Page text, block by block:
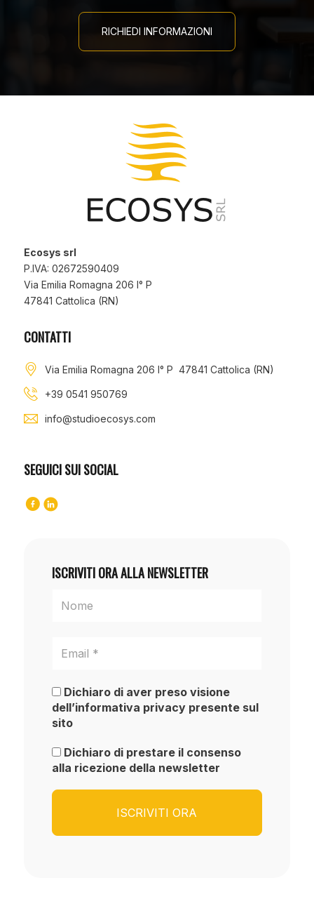
RICHIEDI INFORMAZIONI
Ecosys srl
P.IVA: 02672590409
Via Emilia Romagna 206 I° P
47841 Cattolica (RN)
CONTATTI
Via Emilia Romagna 206 I° P 47841 Cattolica (RN)
+39 0541 950769
info@studioecosys.com
SEGUICI SUI SOCIAL
ISCRIVITI ORA ALLA NEWSLETTER
Dichiaro di aver preso visione
dell’informativa privacy presente sul
sito
Dichiaro di prestare il consenso
alla ricezione della newsletter